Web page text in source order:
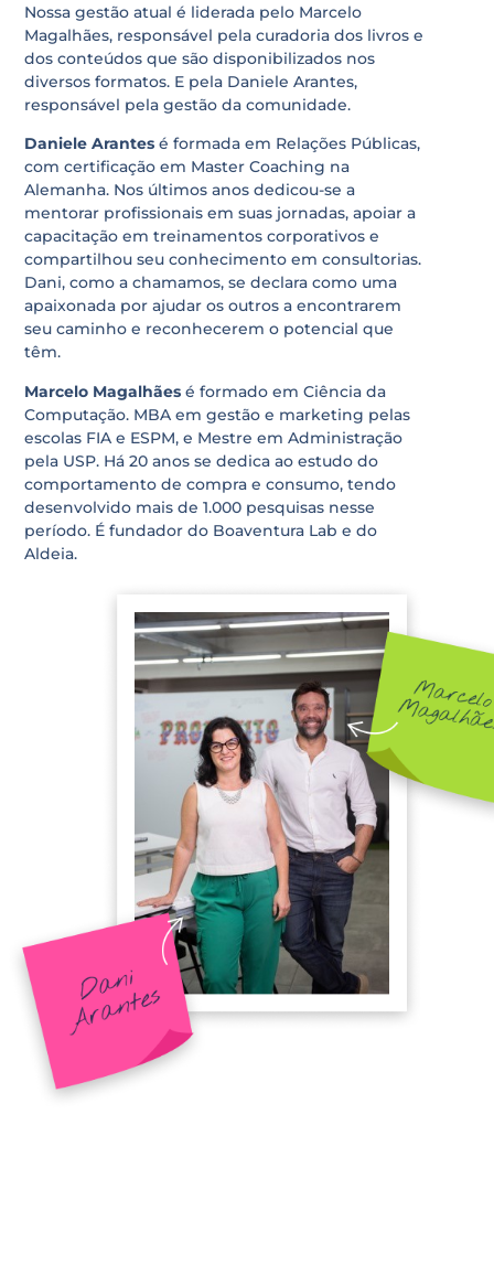
Nossa gestão atual é liderada pelo Marcelo
Magalhães, responsável pela curadoria dos livros e
dos conteúdos que são disponibilizados nos
diversos formatos. E pela Daniele Arantes,
responsável pela gestão da comunidade.
Daniele Arantes é formada em Relações Públicas,
com certificação em Master Coaching na
Alemanha. Nos últimos anos dedicou-se a
mentorar profissionais em suas jornadas, apoiar a
capacitação em treinamentos corporativos e
compartilhou seu conhecimento em consultorias.
Dani, como a chamamos, se declara como uma
apaixonada por ajudar os outros a encontrarem
seu caminho e reconhecerem o potencial que
têm.
Marcelo Magalhães é formado em Ciência da
Computação. MBA em gestão e marketing pelas
escolas FIA e ESPM, e Mestre em Administração
pela USP. Há 20 anos se dedica ao estudo do
comportamento de compra e consumo, tendo
desenvolvido mais de 1.000 pesquisas nesse
período. É fundador do Boaventura Lab e do
Aldeia.